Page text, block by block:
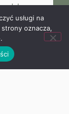
o dobrym
roku
usługi na
oznacza,